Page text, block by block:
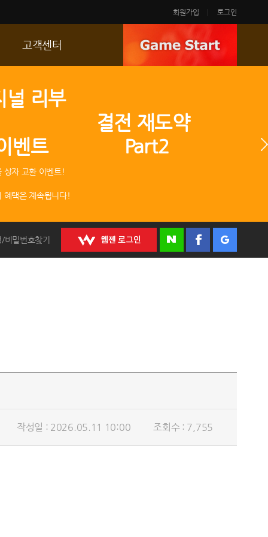
회원가입 로그인
널 리부
전 재도약
이벤트 Part2
상자 교환 이벤트!
혜택은 계속됩니다!
비밀번호찾기
고객센터
문의/신고
운영정책
작성일 : 2026.05.11 10:00 조회수 : 7,755